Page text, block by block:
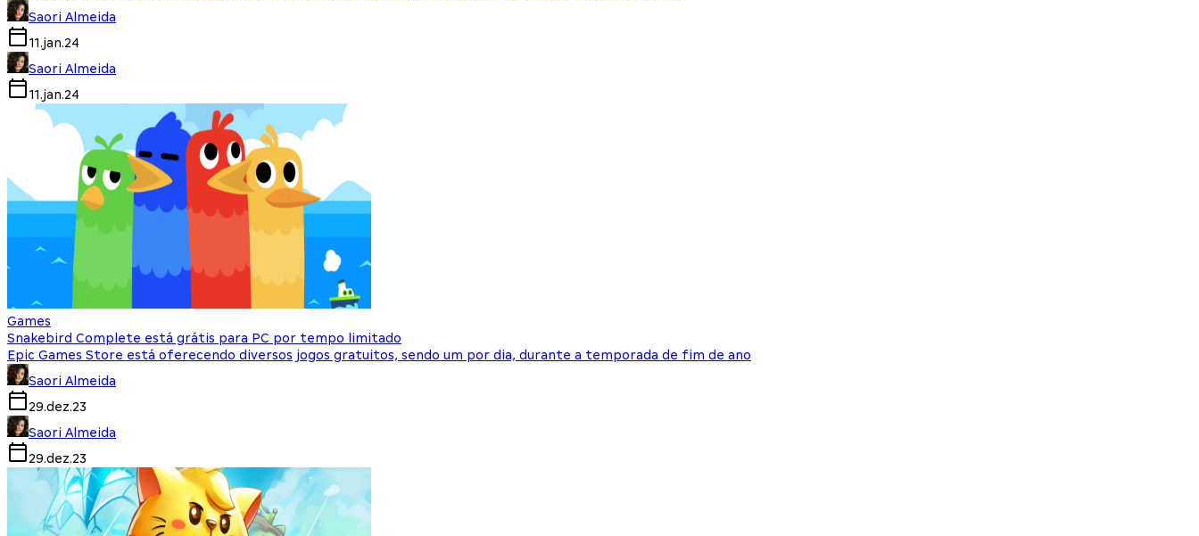
Saori Almeida
11.jan.24
Saori Almeida
11.jan.24
Games
Snakebird Complete está grátis para PC por tempo limitado
Epic Games Store está oferecendo diversos jogos gratuitos, sendo um por dia, durante a temporada de fim de ano
Saori Almeida
29.dez.23
Saori Almeida
29.dez.23